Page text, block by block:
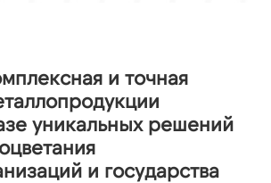
и точная
уникальных решений
и государства